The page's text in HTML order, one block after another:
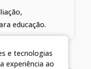
educação.
e tecnologias
experiência ao